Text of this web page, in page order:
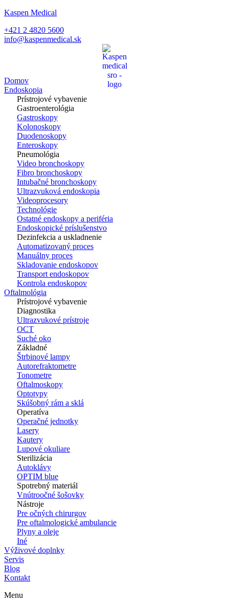
Kaspen Medical
+421 2 4820 5600
info@kaspenmedical.sk
Domov
Endoskopia
Prístrojové vybavenie
Gastroenterológia
Gastroskopy
Kolonoskopy
Duodenoskopy
Enteroskopy
Pneumológia
Video bronchoskopy
Fibro bronchoskopy
Intubačné bronchoskopy
Ultrazvuková endoskopia
Videoprocesory
Technológie
Ostatné endoskopy a periféria
Endoskopické príslušenstvo
Dezinfekcia a uskladnenie
Automatizovaný proces
Manuálny proces
Skladovanie endoskopov
Transport endoskopov
Kontrola endoskopov
Oftalmológia
Prístrojové vybavenie
Diagnostika
Ultrazvukové prístroje
OCT
Suché oko
Základné
Štrbinové lampy
Autorefraktometre
Tonometre
Oftalmoskopy
Optotypy
Skúšobný rám a sklá
Operatíva
Operačné jednotky
Lasery
Kautery
Lupové okuliare
Sterilizácia
Autoklávy
OPTIM blue
Spotrebný materiál
Vnútroočné šošovky
Nástroje
Pre očných chirurgov
Pre oftalmologické ambulancie
Plyny a oleje
Iné
Výživové doplnky
Servis
Blog
Kontakt
Menu